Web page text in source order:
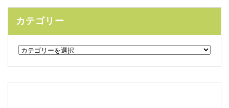
カテゴリー
カ
リ